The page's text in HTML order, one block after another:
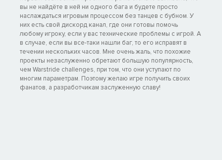
вы не найдёте в ней ни одного бага и будете просто
наслаждаться игровым процессом без танцев с бубном. У
них есть свой дискорд канал, где они готовы помочь
любому игроку, если у вас технические проблемы с игрой. А
в случае, если вы все-таки нашли баг, то его исправят в
течении нескольких часов. Мне очень жаль, что похожие
проекты незаслуженно обретают большую популярность,
чем Warstride challenges, при том, что они уступают по
многим параметрам. Поэтому желаю игре получить своих
фанатов, а разработчикам заслуженную славу!